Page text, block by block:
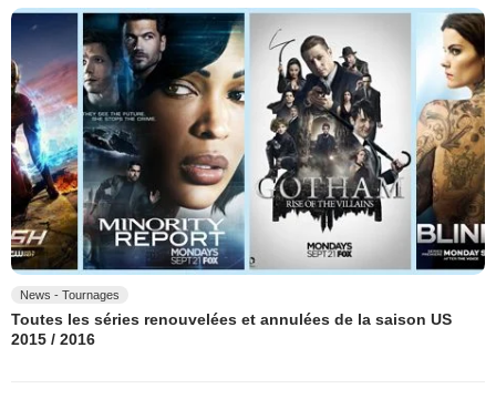
News - Tournages
Toutes les séries renouvelées et annulées de la saison US
2015 / 2016